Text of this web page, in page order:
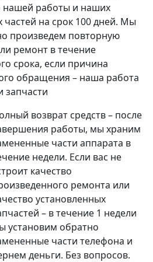
нашей работы и наших
частей на срок 100 дней. Мы
произведем повторную
ремонт в течение
срока, если причина
обращения – наша работа
запчасти
возврат средств – после
работы, мы храним
части аппарата в
недели. Если вас не
качество
ремонта или
установленных
– в течение 1 недели
установим обратно
части телефона и
деньги. Без вопросов.